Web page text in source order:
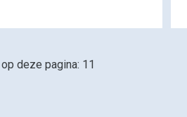
deze pagina: 11